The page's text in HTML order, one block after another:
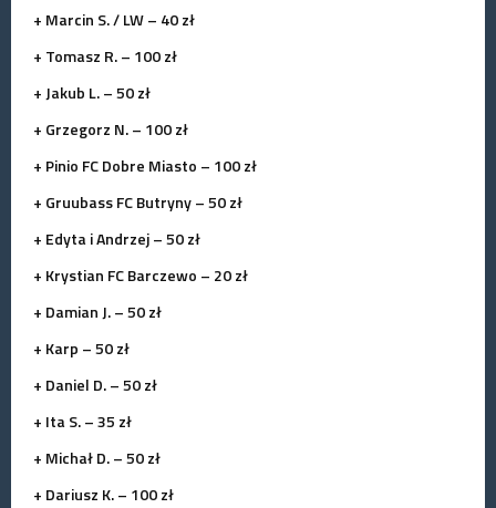
+ Marcin S. / LW – 40 zł
+ Tomasz R. – 100 zł
+ Jakub L. – 50 zł
+ Grzegorz N. – 100 zł
+ Pinio FC Dobre Miasto – 100 zł
+ Gruubass FC Butryny – 50 zł
+ Edyta i Andrzej – 50 zł
+ Krystian FC Barczewo – 20 zł
+ Damian J. – 50 zł
+ Karp – 50 zł
+ Daniel D. – 50 zł
+ Ita S. – 35 zł
+ Michał D. – 50 zł
+ Dariusz K. – 100 zł